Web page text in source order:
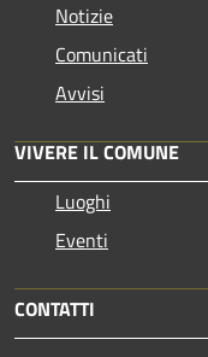
Notizie
Comunicati
Avvisi
VIVERE IL COMUNE
Luoghi
Eventi
CONTATTI